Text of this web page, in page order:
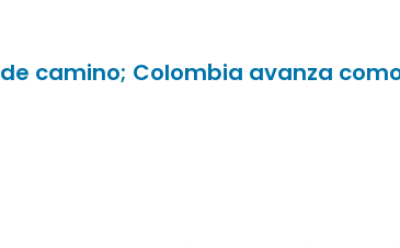
camino; Colombia avanza